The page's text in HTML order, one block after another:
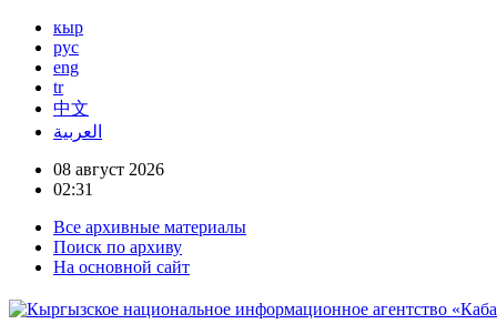
кыр
рус
eng
tr
中文
العربية
08 август 2026
02:31
Все архивные материалы
Поиск по архиву
На основной сайт